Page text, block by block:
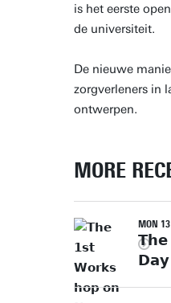
is het eerste
de universiteit.
De nieuwe
zorgverleners in
ontwerpen.
MORE
MON
𝗧𝗵𝗲